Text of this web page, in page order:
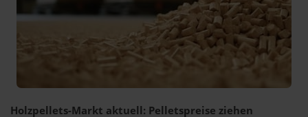
Holzpellets-Markt aktuell: Pelletspreise ziehen